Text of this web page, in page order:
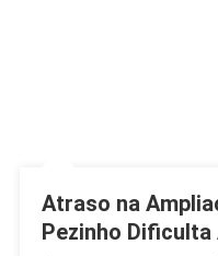
Atraso na
Pezinho Dificulta